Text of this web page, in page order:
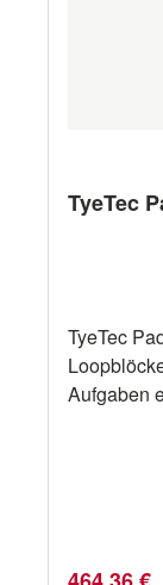
TyeTec
TyeTec
Aufgaben